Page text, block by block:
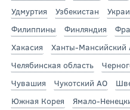
Удмуртия
Узбекистан
Филиппины
Финляндия
Хакасия
Ханты-
Челябинская область
Чувашия
Чукотский АО
Южная Корея
Ямало-